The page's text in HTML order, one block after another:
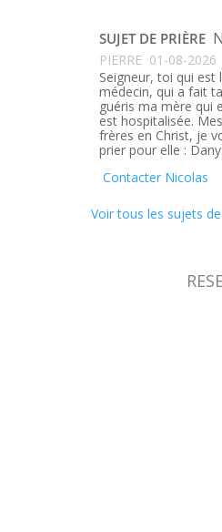
SUJET DE PRIÈRE
PIERRE 01-08-2026
Seigneur, toi qui est
médecin, qui a fait
guéris ma mère qui
est hospitalisée.
frères en Christ, je
prier pour elle : Dany.
Contacter Nicolas
Voir tous les sujets